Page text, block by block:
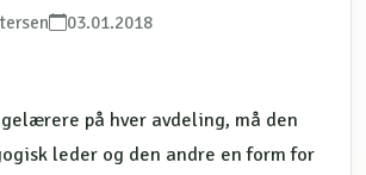
03.01.2018
på hver avdeling, må den
leder og den andre en form for